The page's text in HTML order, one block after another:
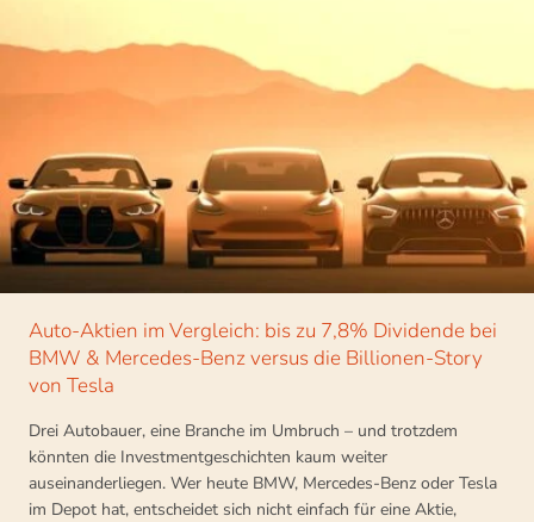
Auto-Aktien im Vergleich: bis zu 7,8% Dividende bei
BMW & Mercedes-Benz versus die Billionen-Story
von Tesla
Drei Autobauer, eine Branche im Umbruch – und trotzdem
könnten die Investmentgeschichten kaum weiter
auseinanderliegen. Wer heute BMW, Mercedes-Benz oder Tesla
im Depot hat, entscheidet sich nicht einfach für eine Aktie,